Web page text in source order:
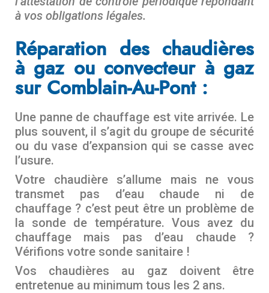
à vos obligations légales.
Réparation des chaudières
à gaz ou convecteur à gaz
sur Comblain-Au-Pont :
Une panne de chauffage est vite arrivée. Le
plus souvent, il s’agit du groupe de sécurité
ou du vase d’expansion qui se casse avec
l’usure.
Votre chaudière s’allume mais ne vous
transmet pas d’eau chaude ni de
chauffage ? c’est peut être un problème de
la sonde de température. Vous avez du
chauffage mais pas d’eau chaude ?
Vérifions votre sonde sanitaire !
Vos chaudières au gaz doivent être
entretenue au minimum tous les 2 ans.